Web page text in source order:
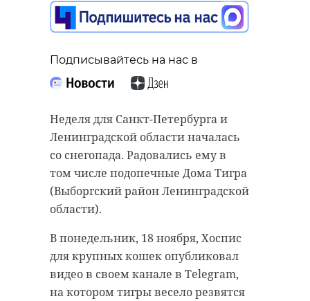
Подписывайтесь на нас в
Неделя для Санкт-Петербурга и
Ленинградской области началась
со снегопада. Радовались ему в
том числе подопечные Дома Тигра
(Выборгский район Ленинградской
области).
В понедельник, 18 ноября, Хоспис
для крупных кошек опубликовал
видео в своем канале в Telegram,
на котором тигры весело резвятся